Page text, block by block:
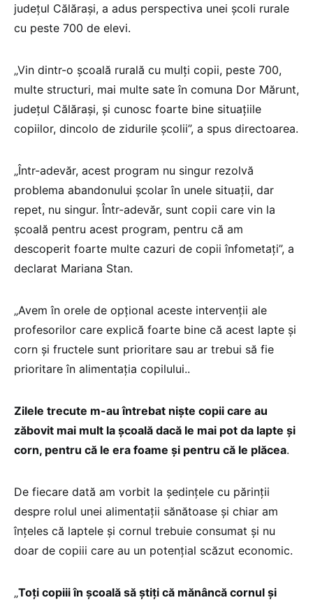
județul Călărași, a adus perspectiva unei școli rurale
cu peste 700 de elevi.
„Vin dintr-o școală rurală cu mulți copii, peste 700,
multe structuri, mai multe sate în comuna Dor Mărunt,
județul Călărași, și cunosc foarte bine situațiile
copiilor, dincolo de zidurile școlii”, a spus directoarea.
„Într-adevăr, acest program nu singur rezolvă
problema abandonului școlar în unele situații, dar
repet, nu singur. Într-adevăr, sunt copii care vin la
școală pentru acest program, pentru că am
descoperit foarte multe cazuri de copii înfometați”, a
declarat Mariana Stan.
„Avem în orele de opțional aceste intervenții ale
profesorilor care explică foarte bine că acest lapte și
corn și fructele sunt prioritare sau ar trebui să fie
prioritare în alimentația copilului..
Zilele trecute m-au întrebat niște copii care au
zăbovit mai mult la școală dacă le mai pot da lapte și
corn, pentru că le era foame și pentru că le plăcea.
De fiecare dată am vorbit la ședințele cu părinții
despre rolul unei alimentații sănătoase și chiar am
înțeles că laptele și cornul trebuie consumat și nu
doar de copiii care au un potențial scăzut economic.
„Toți copiii în școală să știți că mănâncă cornul și